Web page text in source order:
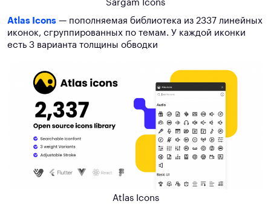
Sargam Icons
Atlas Icons — пополняемая библиотека из 2337 линейных
иконок, сгруппированных по темам. У каждой иконки
есть 3 варианта толщины обводки
Atlas Icons